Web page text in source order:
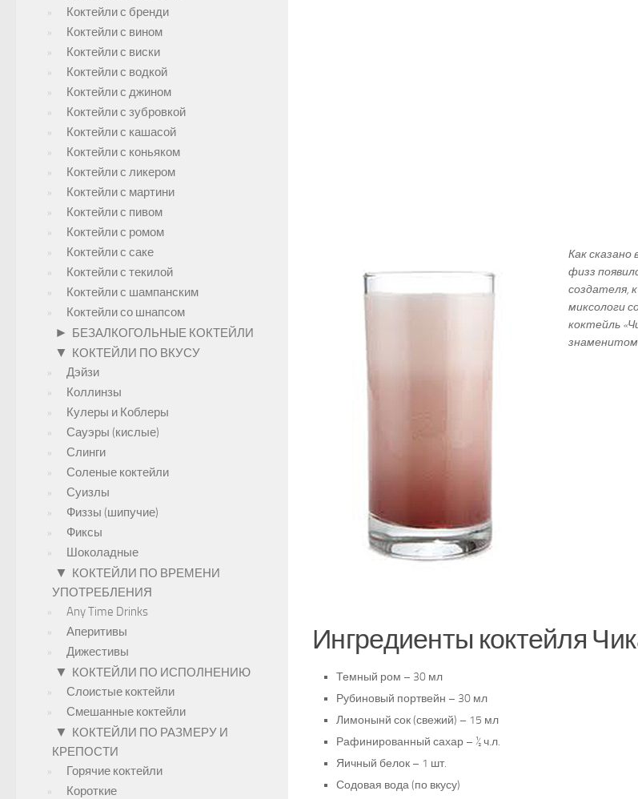
Как сказано
физз
создателя,
миксологи
коктейль
знаменитом
Ингредиенты коктейля
Темный ром – 30 мл
Рубиновый портвейн – 30 мл
Лимонынй сок (свежий) – 15 мл
Рафинированный сахар – ½ ч.л.
Яичный белок – 1 шт.
Содовая вода (по вкусу)
Коктейли с бренди
Коктейли с вином
Коктейли с виски
Коктейли с водкой
Коктейли с джином
Коктейли с зубровкой
Коктейли с кашасой
Коктейли с коньяком
Коктейли с ликером
Коктейли с мартини
Коктейли с пивом
Коктейли с ромом
Коктейли с саке
Коктейли с текилой
Коктейли с шампанским
Коктейли со шнапсом
► БЕЗАЛКОГОЛЬНЫЕ КОКТЕЙЛИ
▼ КОКТЕЙЛИ ПО ВКУСУ
Дэйзи
Коллинзы
Кулеры и Коблеры
Сауэры (кислые)
Слинги
Соленые коктейли
Суизлы
Физзы (шипучие)
Фиксы
Шоколадные
▼ КОКТЕЙЛИ ПО ВРЕМЕНИ
УПОТРЕБЛЕНИЯ
Any Time Drinks
Аперитивы
Дижестивы
▼ КОКТЕЙЛИ ПО ИСПОЛНЕНИЮ
Слоистые коктейли
Смешанные коктейли
▼ КОКТЕЙЛИ ПО РАЗМЕРУ И
КРЕПОСТИ
Горячие коктейли
Короткие